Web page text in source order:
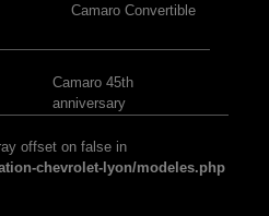
Camaro Convertible
Camaro 45th
anniversary
offset on false in
chevrolet-lyon/modeles.php